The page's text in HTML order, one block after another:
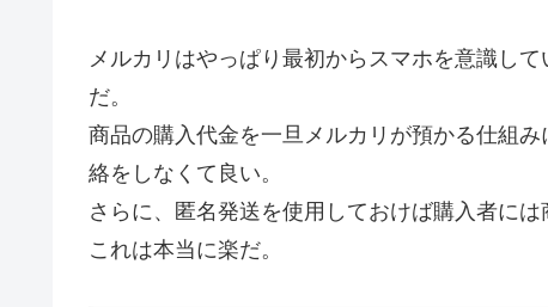
メルカリはやっぱり最初からスマホを意識し
だ。
商品の購入代金を一旦メルカリが預かる仕組
絡をしなくて良い。
さらに、匿名発送を使用しておけば購入者に
これは本当に楽だ。